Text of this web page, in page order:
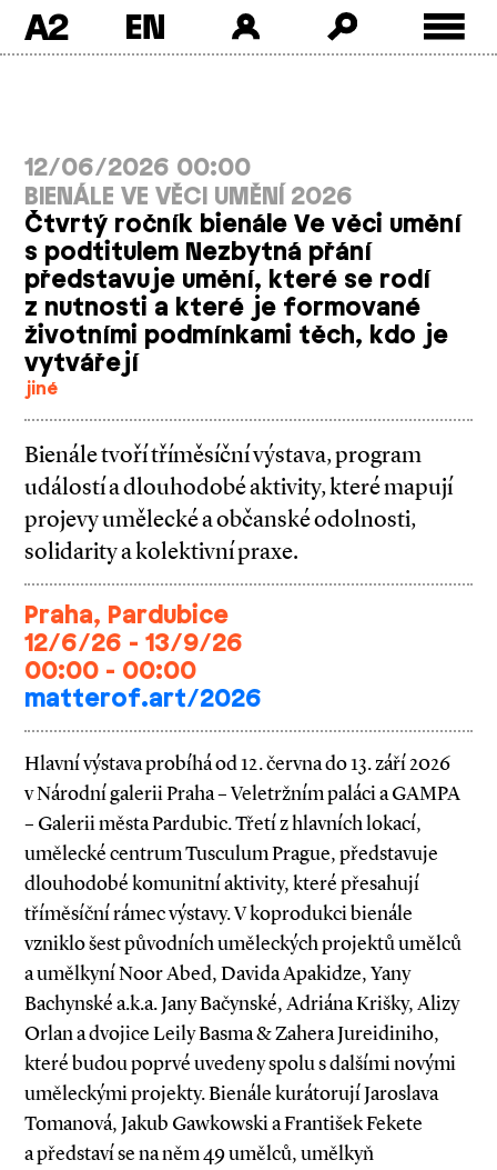
A2
12/06/2026 00:00
BIENÁLE VE VĚCI UMĚNÍ 2026
Čtvrtý ročník bienále Ve věci umění
s podtitulem Nezbytná přání
představuje umění, které se rodí
z nutnosti a které je formované
životními podmínkami těch, kdo je
vytvářejí
jiné
Bienále tvoří tříměsíční výstava, program
událostí a dlouhodobé aktivity, které mapují
projevy umělecké a občanské odolnosti,
solidarity a kolektivní praxe.
Praha, Pardubice
12/6/26 - 13/9/26
00:00 - 00:00
matterof.art/2026
Hlavní výstava probíhá od 12. června do 13. září 2026
v Národní galerii Praha – Veletržním paláci a GAMPA
– Galerii města Pardubic. Třetí z hlavních lokací,
umělecké centrum Tusculum Prague, představuje
dlouhodobé komunitní aktivity, které přesahují
tříměsíční rámec výstavy. V koprodukci bienále
vzniklo šest původních uměleckých projektů umělců
a umělkyní Noor Abed, Davida Apakidze, Yany
Bachynské a.k.a. Jany Bačynské, Adriána Krišky, Alizy
Orlan a dvojice Leily Basma & Zahera Jureidiniho,
které budou poprvé uvedeny spolu s dalšími novými
uměleckými projekty. Bienále kurátorují Jaroslava
Tomanová, Jakub Gawkowski a František Fekete
a představí se na něm 49 umělců, umělkyň